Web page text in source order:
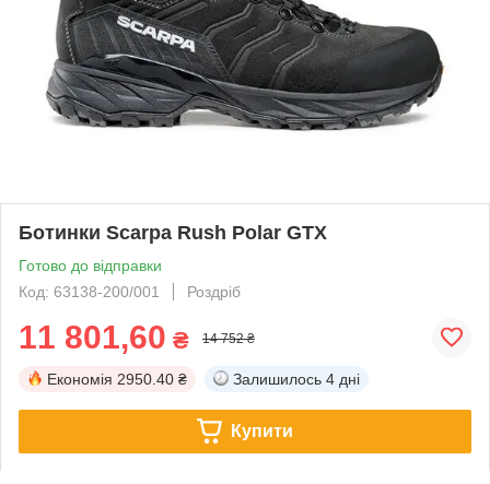
Ботинки Scarpa Rush Polar GTX
Готово до відправки
Код: 63138-200/001
Роздріб
11 801,60 ₴ 14 752 ₴
Економія 2950.40 ₴ Залишилось 4 дні
Купити